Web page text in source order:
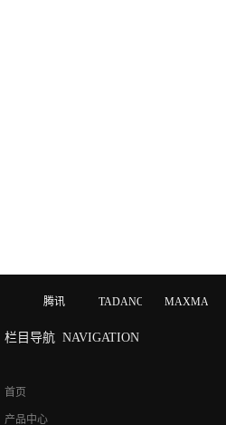
腾讯 TADANO MAXMAGIC
栏目导航 NAVIGATION
首页
产品中心